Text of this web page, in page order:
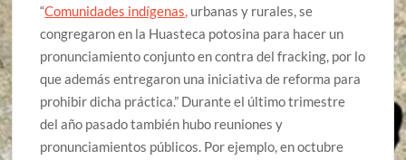
“Comunidades indígenas, urbanas y rurales, se
congregaron en la Huasteca potosina para hacer un
pronunciamiento conjunto en contra del fracking, por lo
que además entregaron una iniciativa de reforma para
prohibir dicha práctica.” Durante el último trimestre
del año pasado también hubo reuniones y
pronunciamientos públicos. Por ejemplo, en octubre